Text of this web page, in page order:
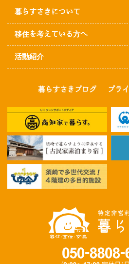
暮らすさきについて
移住を考えている方へ
活動紹介
暮らすさきブログ プラ